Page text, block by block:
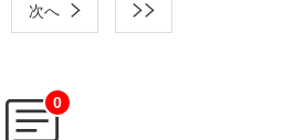
次へ
0